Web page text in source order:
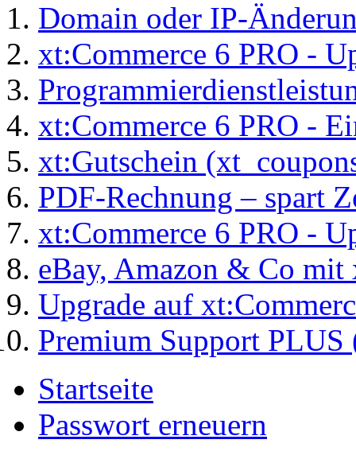
Domain oder IP-
xt:Commerce 6 PRO -
xt:Commerce 6 PRO -
xt:Gutschein
PDF-Rechnung – spart
xt:Commerce 6 PRO -
eBay, Amazon & Co
Upgrade auf
Premium Support
Startseite
Passwort erneuern